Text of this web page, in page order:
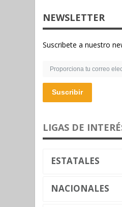
NEWSLETTER
Suscribir
LIGAS DE
ESTATALES
NACIONALES